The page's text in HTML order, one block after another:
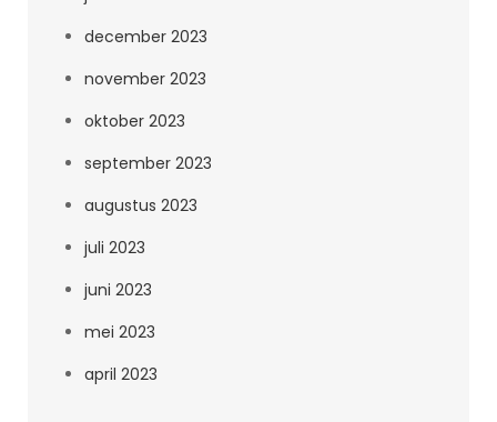
december 2023
november 2023
oktober 2023
september 2023
augustus 2023
juli 2023
juni 2023
mei 2023
april 2023